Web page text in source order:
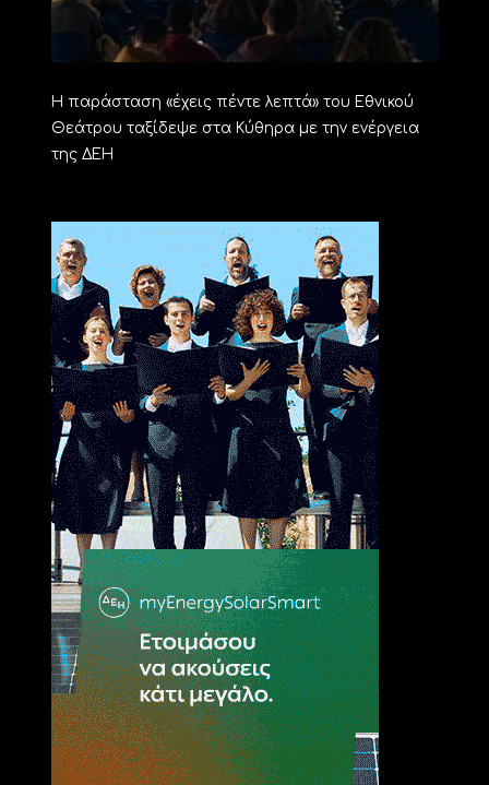
Η παράσταση «έχεις πέντε λεπτά» του Εθνικού
Θεάτρου ταξίδεψε στα Κύθηρα με την ενέργεια
της ΔΕΗ